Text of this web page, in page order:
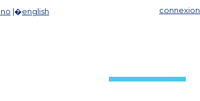
|�english connexion